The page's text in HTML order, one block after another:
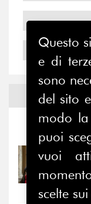
31/07/
il
Questo
e di
sono
del sito
modo la
puoi
vuoi
scelte